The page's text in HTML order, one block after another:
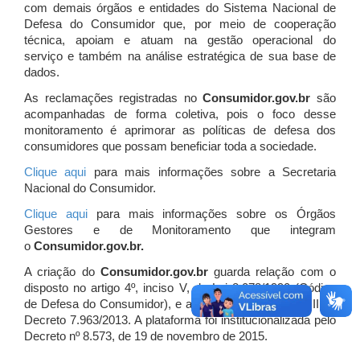
com demais órgãos e entidades do Sistema Nacional de
Defesa do Consumidor que, por meio de cooperação
técnica, apoiam e atuam na gestão operacional do
serviço e também na análise estratégica de sua base de
dados.
As reclamações registradas noConsumidor.gov.br são
acompanhadas de forma coletiva, pois o foco desse
monitoramento é aprimorar as políticas de defesa dos
consumidores que possam beneficiar toda a sociedade.
Clique aqui para mais informações sobre a Secretaria
Nacional do Consumidor.
Clique aquipara mais informações sobre os Órgãos
Gestores e de Monitoramento que integram
o Consumidor.gov.br.
A criação do Consumidor.gov.brguarda relação com o
disposto no artigo 4º, inciso V, da Lei 8.078/1990 (Código
de Defesa do Consumidor), e artigo 7º, incisos I, II e III do
Decreto 7.963/2013. A plataforma foi institucionalizada pelo
Decreto nº 8.573, de 19 de novembro de 2015.